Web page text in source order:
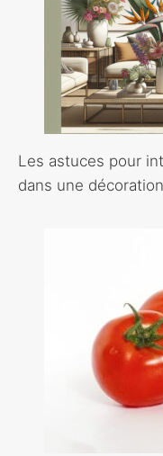
Les astuces pour
dans une